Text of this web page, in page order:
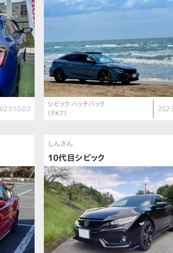
シビック ハッチバック
（FK7）
しんさん
10代目シビック